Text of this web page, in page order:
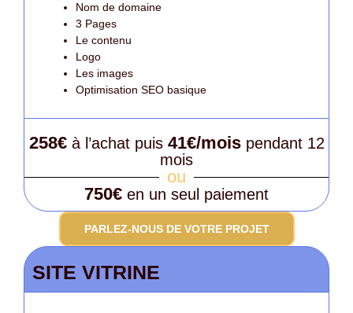
Nom de domaine
3 Pages
Le contenu
Logo
Les images
Optimisation SEO basique
258€ à l’achat puis 41€/mois pendant 12
mois
ou
750€ en un seul paiement
PARLEZ-NOUS DE VOTRE PROJET
SITE VITRINE